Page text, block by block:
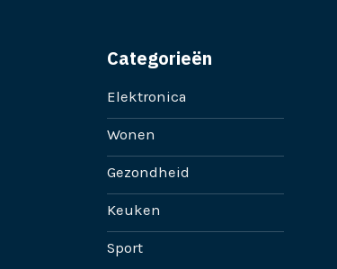
Categorieën
Elektronica
Wonen
Gezondheid
Keuken
Sport